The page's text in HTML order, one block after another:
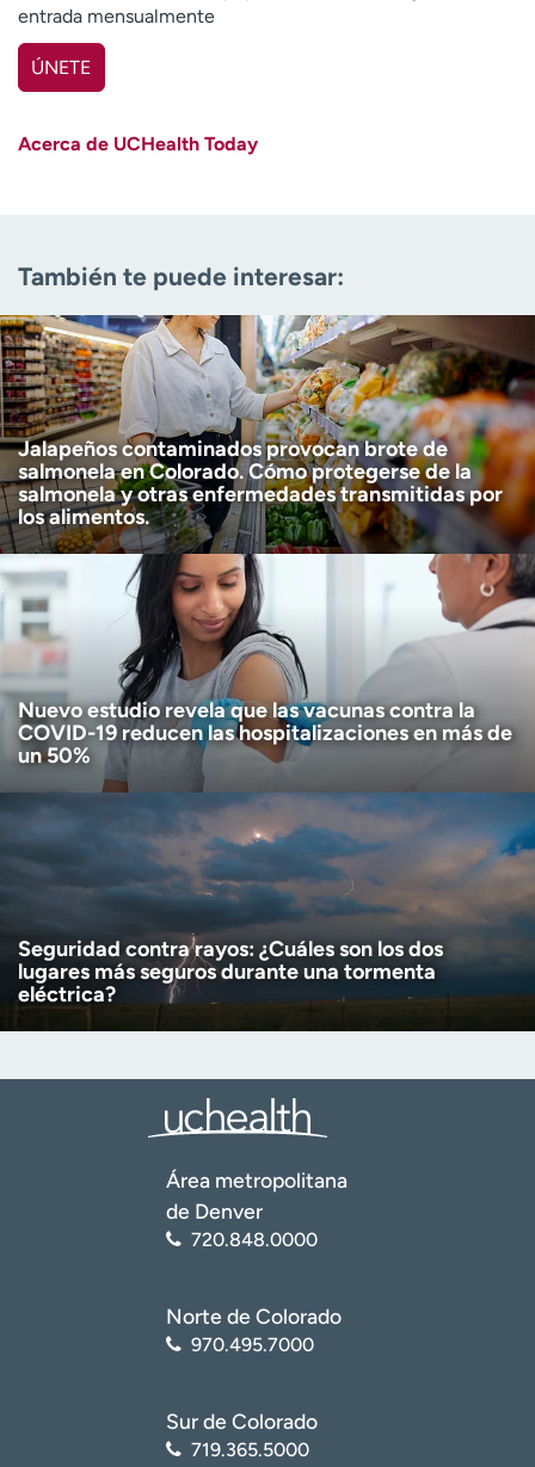
entrada mensualmente
ÚNETE
(obligatorio)
Descargo de responsabilidad por edad (Obligatorio)
Tengo más de 18 años
Quiero recibir noticias de salud en:
Quiero recibir noticias de salud en:
Acerca de UCHealth Today
También te puede interesar:
Jalapeños contaminados provocan brote de
salmonela en Colorado. Cómo protegerse de la
salmonela y otras enfermedades transmitidas por
los alimentos.
Nuevo estudio revela que las vacunas contra la
COVID-19 reducen las hospitalizaciones en más de
un 50%
Seguridad contra rayos: ¿Cuáles son los dos
lugares más seguros durante una tormenta
eléctrica?
Área metropolitana
de Denver
720.848.0000
Norte de Colorado
970.495.7000
Sur de Colorado
719.365.5000